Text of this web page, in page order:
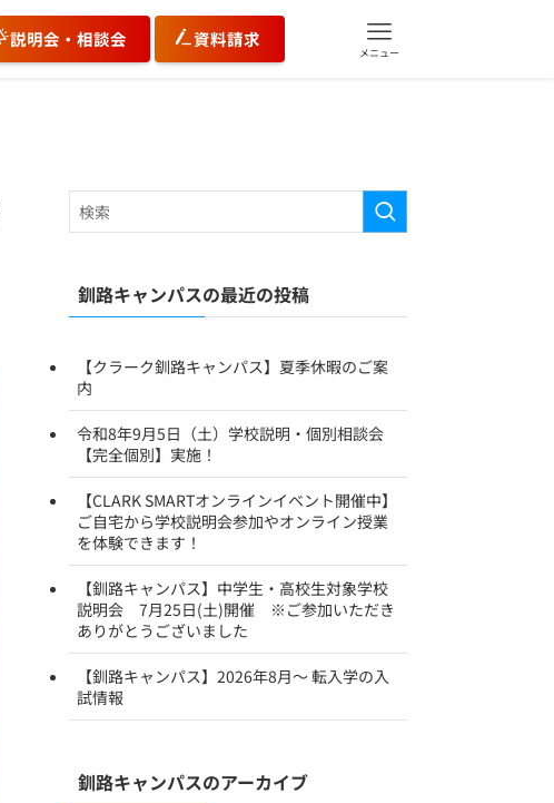
説明会・相談会 資料請求
メニュー
釧路キャンパスの最近の投稿
【クラーク釧路キャンパス】夏季休暇のご案
内
令和8年9月5日（土）学校説明・個別相談会
【完全個別】実施！
【CLARK SMARTオンラインイベント開催中】
ご自宅から学校説明会参加やオンライン授業
を体験できます！
【釧路キャンパス】中学生・高校生対象学校
説明会 7月25日(土)開催 ※ご参加いただき
ありがとうございました
【釧路キャンパス】2026年8月～ 転入学の入
試情報
釧路キャンパスのアーカイブ